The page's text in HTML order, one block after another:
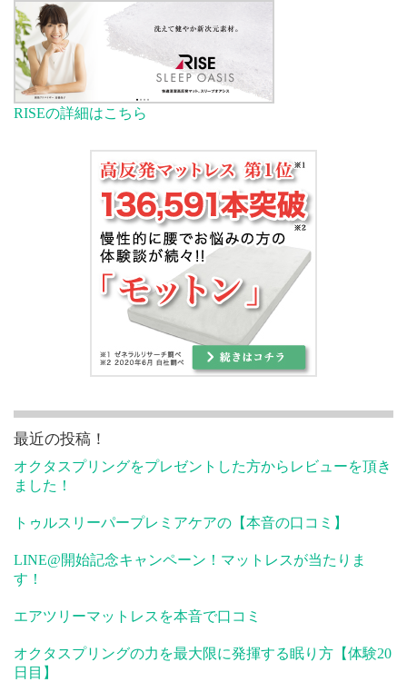
RISEの詳細はこちら
最近の投稿！
オクタスプリングをプレゼントした方からレビューを頂き
ました！
トゥルスリーパープレミアケアの【本音の口コミ】
LINE@開始記念キャンペーン！マットレスが当たりま
す！
エアツリーマットレスを本音で口コミ
オクタスプリングの力を最大限に発揮する眠り方【体験20
日目】